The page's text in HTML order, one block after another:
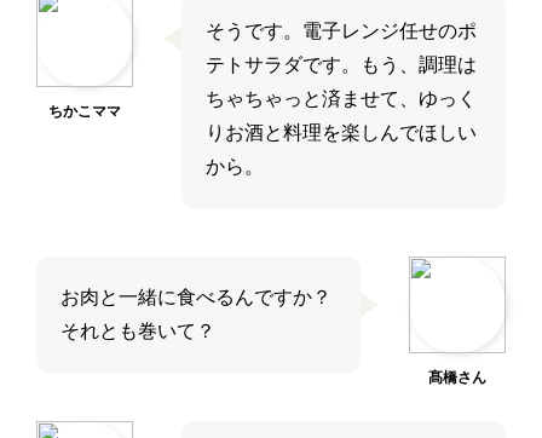
ちかこママ
そうです。電子レンジ任せのポ
テトサラダです。もう、調理は
ちゃちゃっと済ませて、ゆっく
りお酒と料理を楽しんでほしい
から。
髙橋さん
お肉と一緒に食べるんですか？
それとも巻いて？